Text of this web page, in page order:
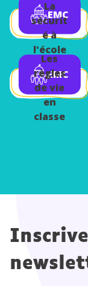
EMC
La
sécurit
é à
l'école
EMC
Les
règles
de vie
en
classe